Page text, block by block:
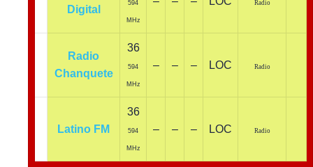
Digital
594
MHz
Radio
Radio
Chanquete
36
594
MHz
– – – LOC Radio
Latino FM
36
594
MHz
– – – LOC Radio